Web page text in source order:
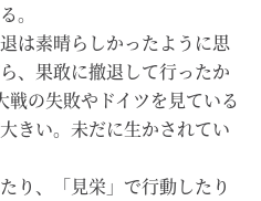
。
は素晴らしかったように思
、果敢に撤退して行ったか
の失敗やドイツを見ている
きい。未だに生かされてい
り、「見栄」で行動したり